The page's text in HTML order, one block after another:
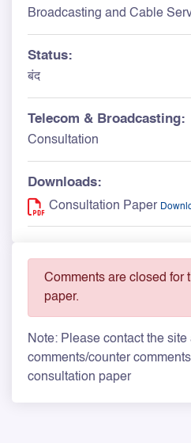
Broadcasting and Cable
Status:
बंद
Telecom & Broadcasting:
Consultation
Downloads:
Consultation Paper
Comments are closed for
paper.
Note: Please contact the
comments/counter
consultation paper